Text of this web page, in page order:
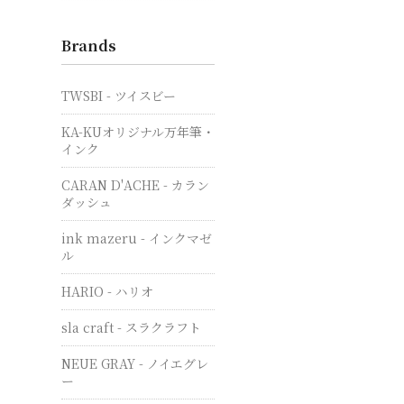
Brands
TWSBI - ツイスビー
KA-KUオリジナル万年筆・
インク
CARAN D'ACHE - カラン
ダッシュ
ink mazeru - インクマゼ
ル
HARIO - ハリオ
sla craft - スラクラフト
NEUE GRAY - ノイエグレ
ー